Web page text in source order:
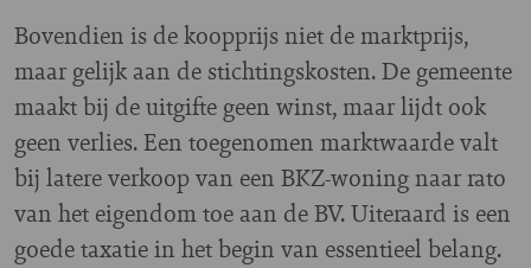
Bovendien is de koopprijs niet de marktprijs,
maar gelijk aan de stichtingskosten. De gemeente
maakt bij de uitgifte geen winst, maar lijdt ook
geen verlies. Een toegenomen marktwaarde valt
bij latere verkoop van een BKZ-woning naar rato
van het eigendom toe aan de BV. Uiteraard is een
goede taxatie in het begin van essentieel belang.